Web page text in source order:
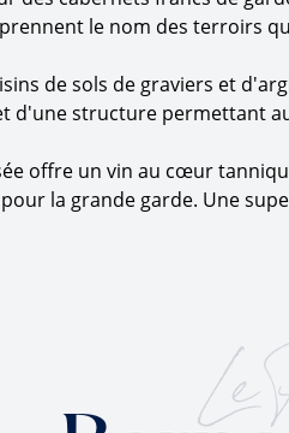
le nom des terroirs
de sols de graviers et
d'une structure permettant
offre un vin au cœur
la grande garde. Une
Le